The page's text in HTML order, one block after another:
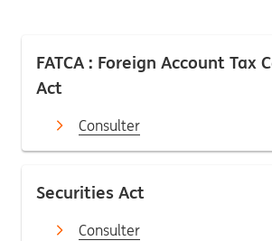
FATCA : Foreign Account Tax
Act
Consulter
Securities Act
Consulter